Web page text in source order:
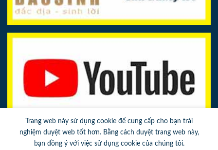
Trang web này sử dụng cookie để cung cấp cho bạn trải
nghiệm duyệt web tốt hơn. Bằng cách duyệt trang web này,
bạn đồng ý với việc sử dụng cookie của chúng tôi.